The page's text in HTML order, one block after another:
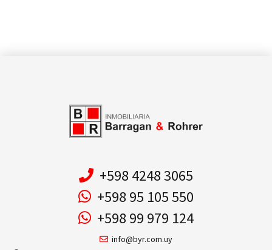
+598 4248 3065
+598 95 105 550
+598 99 979 124
info@byr.com.uy